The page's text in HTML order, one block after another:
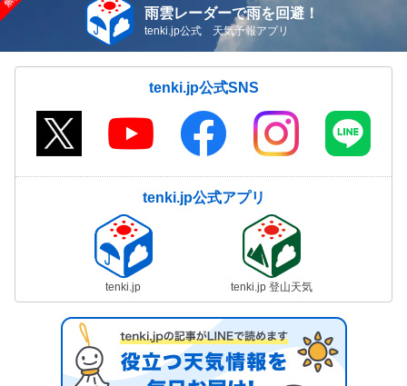
雨雲レーダーで雨を回避！
tenki.jp公式 天気予報アプリ
tenki.jp公式SNS
tenki.jp公式アプリ
tenki.jp tenki.jp 登山天気